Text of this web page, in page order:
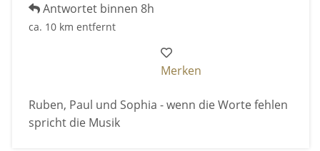
Antwortet binnen 8h
ca. 10 km entfernt
Merken
Ruben, Paul und Sophia - wenn die Worte fehlen
spricht die Musik